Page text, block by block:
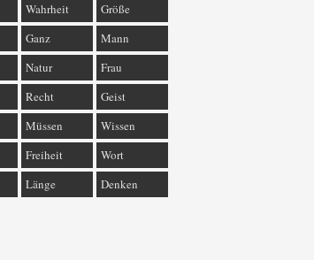
Wahrheit
Größe
Ganz
Mann
Natur
Frau
Recht
Geist
Müssen
Wissen
Freiheit
Wort
Länge Denken